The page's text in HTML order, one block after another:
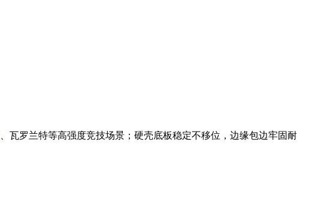
、瓦罗兰特等高强度竞技场景；硬壳底板稳定不移位，边缘包边牢固耐